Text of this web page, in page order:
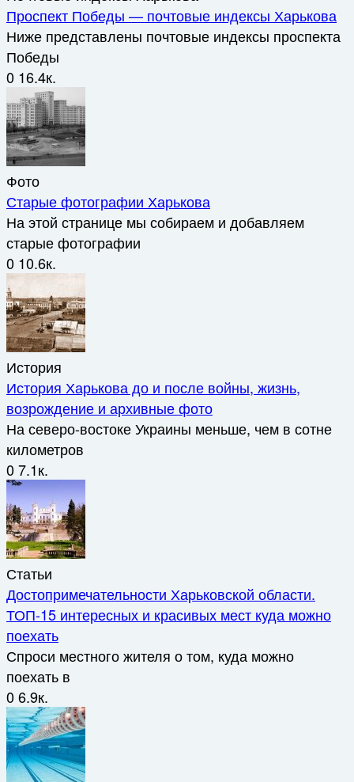
Проспект Победы — почтовые индексы Харькова
Ниже представлены почтовые индексы проспекта
Победы
0 16.4к.
Фото
Старые фотографии Харькова
На этой странице мы собираем и добавляем
старые фотографии
0 10.6к.
История
История Харькова до и после войны, жизнь,
возрождение и архивные фото
На северо-востоке Украины меньше, чем в сотне
километров
07.1к.
Статьи
Достопримечательности Харьковской области.
ТОП-15 интересных и красивых мест куда можно
поехать
Спроси местного жителя о том, куда можно
поехать в
06.9к.